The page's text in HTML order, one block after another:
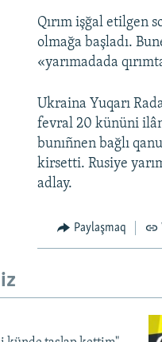
Qırım işğal etilgen
olmağa başladı.
«yarımadada
Ukraina Yuqarı
fevral 20 kününi
bunıñnen bağlı
kirsetti. Rusiye
adlay.
Paylaşmaq